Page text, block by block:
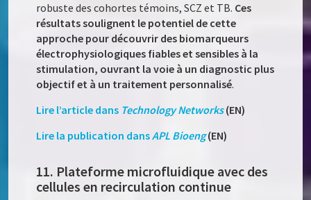
robuste des cohortes témoins, SCZ et TB. Ces
résultats soulignent le potentiel de cette
approche pour découvrir des biomarqueurs
électrophysiologiques fiables et sensibles à la
stimulation, ouvrant la voie à un diagnostic plus
objectif et à un traitement personnalisé.
Lire l’article dans Technology Networks(EN)
Lire la publication dansAPL Bioeng(EN)
11. Plateforme microfluidique avec des
cellules en recirculation continue